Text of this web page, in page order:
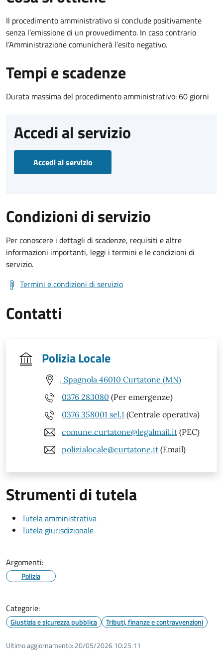
Il procedimento amministrativo si conclude positivamente
senza l’emissione di un provvedimento. In caso contrario
l’Amministrazione comunicherà l’esito negativo.
Tempi e scadenze
Durata massima del procedimento amministrativo: 60 giorni
Accedi al servizio
Accedi al servizio
Condizioni di servizio
Per conoscere i dettagli di scadenze, requisiti e altre
informazioni importanti, leggi i termini e le condizioni di
servizio.
Termini e condizioni di servizio
Contatti
Polizia Locale
, Spagnola 46010 Curtatone (MN)
0376 283080 (Per emergenze)
0376 358001 sel.1 (Centrale operativa)
comune.curtatone@legalmail.it (PEC)
polizialocale@curtatone.it (Email)
Strumenti di tutela
Tutela amministrativa
Tutela giurisdizionale
Argomenti:
Polizia
Categorie:
Giustizia e sicurezza pubblica Tributi, finanze e contravvenzioni
Ultimo aggiornamento: 20/05/2026 10:25.11